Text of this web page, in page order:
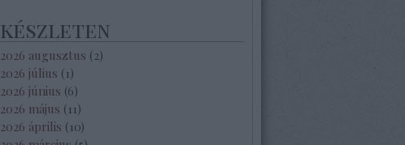
készleten
2026 augusztus (2)
2026 július ( 1)
2026 június (6)
2026 május ( 11)
2026 április ( 10)